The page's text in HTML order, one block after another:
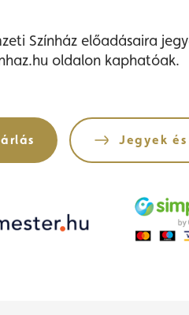
Színház előadásaira
oldalon kaphatóak.
Jegyek